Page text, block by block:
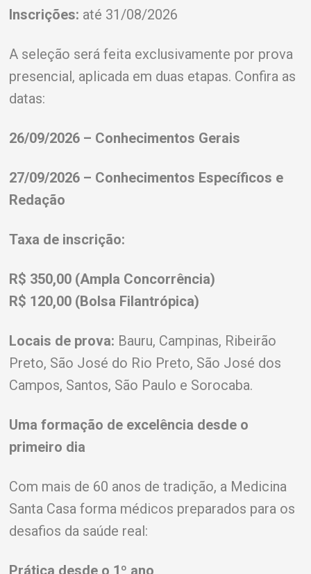
Inscrições: até 31/08/2026
A seleção será feita exclusivamente por prova
presencial, aplicada em duas etapas. Confira as
datas:
26/09/2026 – Conhecimentos Gerais
27/09/2026 – Conhecimentos Específicos e
Redação
Taxa de inscrição:
R$ 350,00 (Ampla Concorrência)
R$ 120,00 (Bolsa Filantrópica)
Locais de prova: Bauru, Campinas, Ribeirão
Preto, São José do Rio Preto, São José dos
Campos, Santos, São Paulo e Sorocaba.
Uma formação de excelência desde o
primeiro dia
Com mais de 60 anos de tradição, a Medicina
Santa Casa forma médicos preparados para os
desafios da saúde real:
Prática desde o 1º ano